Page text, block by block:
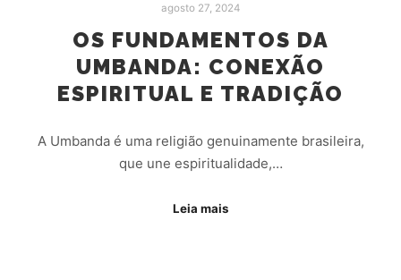
agosto 27, 2024
OS FUNDAMENTOS DA
UMBANDA: CONEXÃO
ESPIRITUAL E TRADIÇÃO
A Umbanda é uma religião genuinamente brasileira,
que une espiritualidade,…
Leia mais